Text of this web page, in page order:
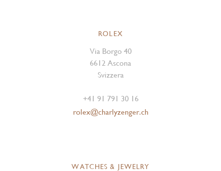
ROLEX
Via Borgo 40
6612 Ascona
Svizzera
+41 91 791 30 16
rolex@charlyzenger.ch
WATCHES & JEWELRY